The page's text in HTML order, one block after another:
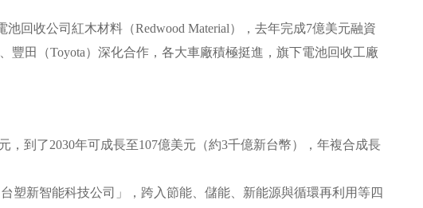
回收公司紅木材料（Redwood Material），去年完成7億美元融資
豐田（Toyota）深化合作，各大車廠積極挺進，旗下電池回收工廠
，到了2030年可成長至107億美元（約3千億新台幣），年複合成長
塑新智能科技公司」，跨入節能、儲能、新能源與循環再利用等四